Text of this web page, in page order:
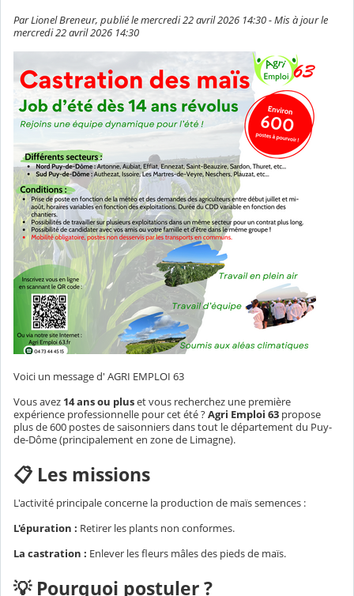
Par Lionel Breneur, publié le mercredi 22 avril 2026 14:30 - Mis à jour le
mercredi 22 avril 2026 14:30
Voici un message d' AGRI EMPLOI 63
Vous avez 14 ans ou pluset vous recherchez une première
expérience professionnelle pour cet été ?Agri Emploi 63 propose
plus de 600 postes de saisonniers dans tout le département du Puy-
de-Dôme (principalement en zone de Limagne).
📋 Les missions
L'activité principale concerne la production de maïs semences :
L'épuration : Retirer les plants non conformes.
La castration : Enlever les fleurs mâles des pieds de maïs.
💡 Pourquoi postuler ?